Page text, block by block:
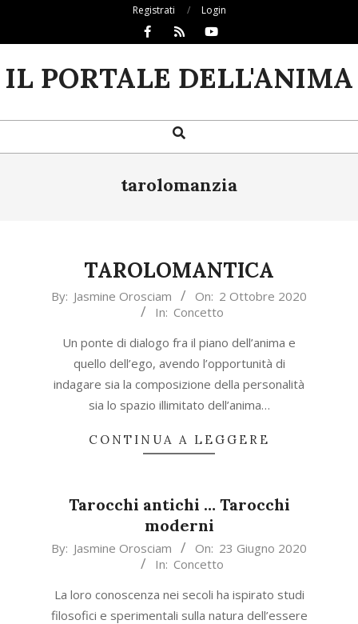
Registrati Login
IL PORTALE DELL'ANIMA
Navigation
Search
tarolomanzia
TAROLOMANTICA
2020-
By: Jasmine Orosciam On: 2 Ottobre 2020
In: Concetto
Un ponte di dialogo fra il piano dell’anima e
quello dell’ego, avendo l’opportunità di
indagare sia la composizione della personalità
sia lo spazio illimitato dell’anima…
CONTINUA A LEGGERE
Tarocchi antichi … Tarocchi
moderni
2020-
23
By: Jasmine Orosciam On: 23 Giugno 2020
In: Concetto
La loro conoscenza nei secoli ha ispirato studi
filosofici e sperimentali sulla natura dell’essere